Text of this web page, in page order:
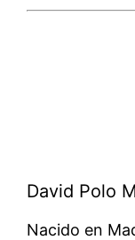
David Polo
Nacido en